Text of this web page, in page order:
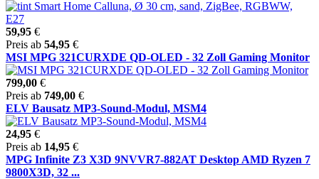
59,95 €
Preis ab 54,95 €
MSI MPG 321CURXDE QD-OLED - 32 Zoll Gaming Monitor
799,00 €
Preis ab 749,00 €
ELV Bausatz MP3-Sound-Modul, MSM4
24,95 €
Preis ab 14,95 €
MPG Infinite Z3 X3D 9NVVR7-882AT Desktop AMD Ryzen 7
9800X3D, 32 ...